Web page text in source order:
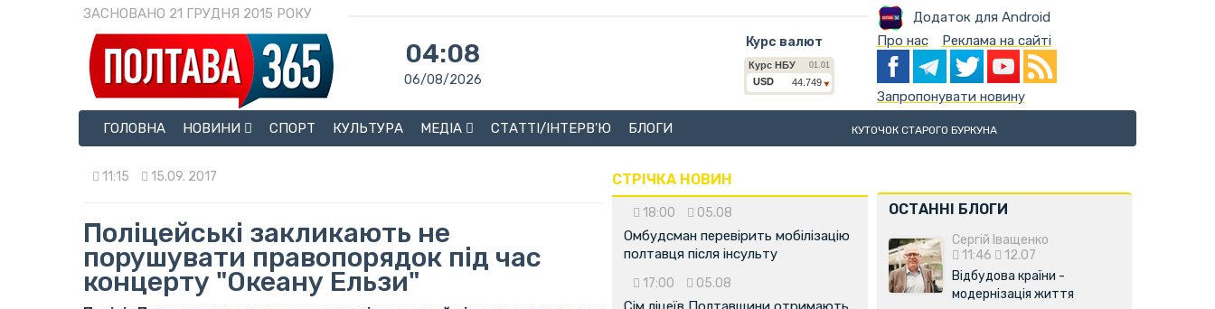
ЗАСНОВАНО 21 ГРУДНЯ 2015 РОКУ Додаток для Android
04:08
06/08/2026
Курс валют Про нас Реклама на сайті
Запропонувати новину
ГОЛОВНА
НОВИНИ СПОРТ КУЛЬТУРА МЕДІА СТАТТІ/ІНТЕРВ'Ю БЛОГИ КУТОЧОК СТАРОГО БУРКУНА
11:15 15.09. 2017
Поліцейські закликають не
порушувати правопорядок під час
концерту "Океану Ельзи"
СТРІЧКА НОВИН
18:00 05.08
Омбудсман перевірить мобілізацію
полтавця після інсульту
17:00 05.08
ОСТАННІ БЛОГИ
Сергій Іващенко
11:46
12.07
Відбудова країни -
модернізація життя